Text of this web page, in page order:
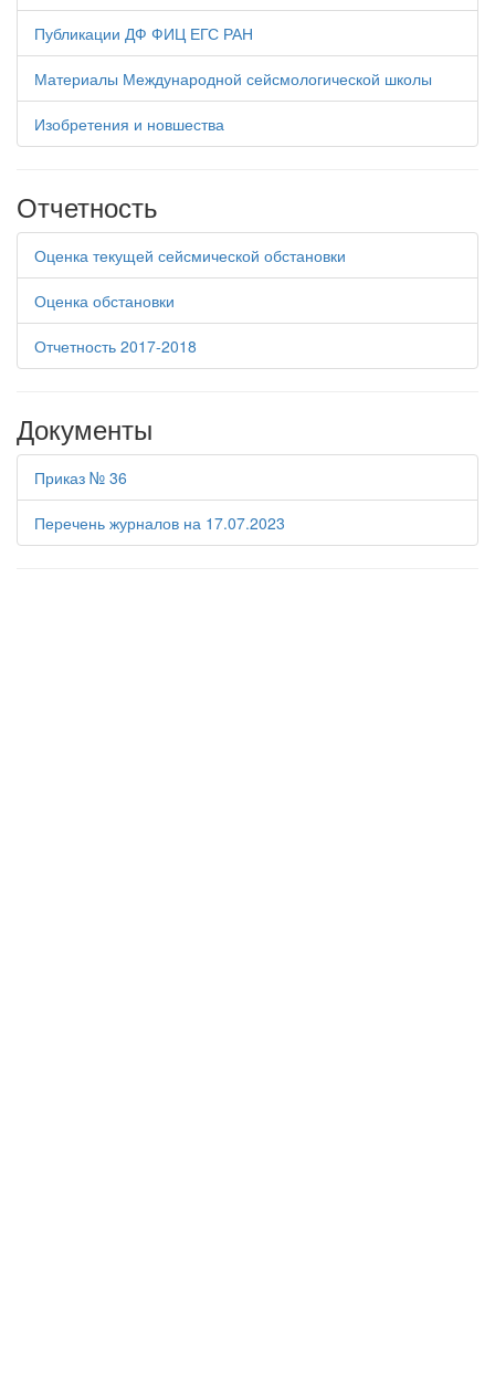
Публикации ДФ ФИЦ ЕГС РАН
Материалы Международной сейсмологической школы
Изобретения и новшества
Отчетность
Оценка текущей сейсмической обстановки
Оценка обстановки
Отчетность 2017-2018
Документы
Приказ № 36
Перечень журналов на 17.07.2023